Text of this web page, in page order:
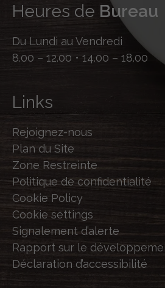
Heures de Bureau
Du Lundi au Vendredi
8.00 – 12.00 • 14.00 – 18.00
Links
Rejoignez-nous
Plan du Site
Zone Restreinte
Politique de confidentialité
Cookie Policy
Cookie settings
Signalement d’alerte
Rapport sur le
Déclaration d’accessibilité